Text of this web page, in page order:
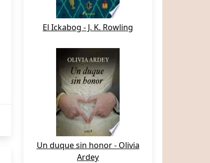
El Ickabog - J. K. Rowling
Un duque sin honor - Olivia
Ardey